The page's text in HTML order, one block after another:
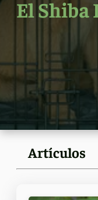
El Shiba
Artículos